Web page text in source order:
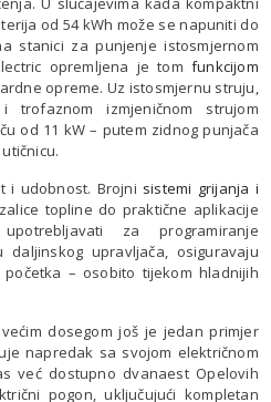
od 54 kWh može se napuniti do
stanici za punjenje istosmjernom
opremljena je tomfunkcijom
opreme. Uz istosmjernu struju,
izmjeničnom strujom
od 11 kW – putem zidnog punjača
i udobnost. Brojni sistemi grijanja i
topline do praktične aplikacije
za programiranje
daljinskog upravljača, osiguravaju
– osobito tijekom hladnijih
dosegom još je jedan primjer
napredak sa svojom električnom
već dostupno dvanaest Opelovih
pogon, uključujući kompletan